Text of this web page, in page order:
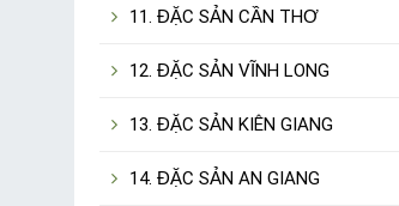
11. ĐẶC SẢN CẦN THƠ
12. ĐẶC SẢN VĨNH LONG
13. ĐẶC SẢN KIÊN GIANG
14. ĐẶC SẢN AN GIANG